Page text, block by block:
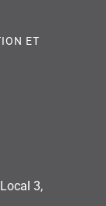
ET
3,